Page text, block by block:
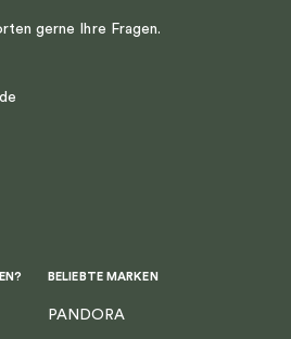
gerne Ihre Fragen.
BELIEBTE MARKEN
PANDORA